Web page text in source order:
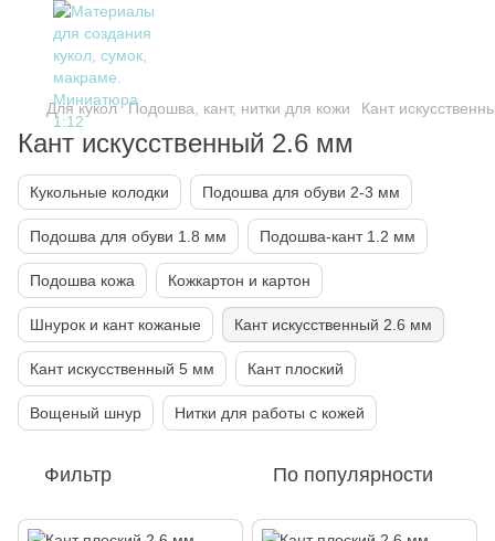
Для кукол Подошва, кант, нитки для кожи Кант
Кант искусственный 2.6 мм
Кукольные колодки Подошва для обуви 2-3 мм
Подошва для обуви 1.8 мм Подошва-кант 1.2 мм
Подошва кожа Кожкартон и картон
Шнурок и кант кожаные Кант искусственный 2.6 мм
Кант искусственный 5 мм Кант плоский
Вощеный шнур Нитки для работы с кожей
Фильтр По популярности